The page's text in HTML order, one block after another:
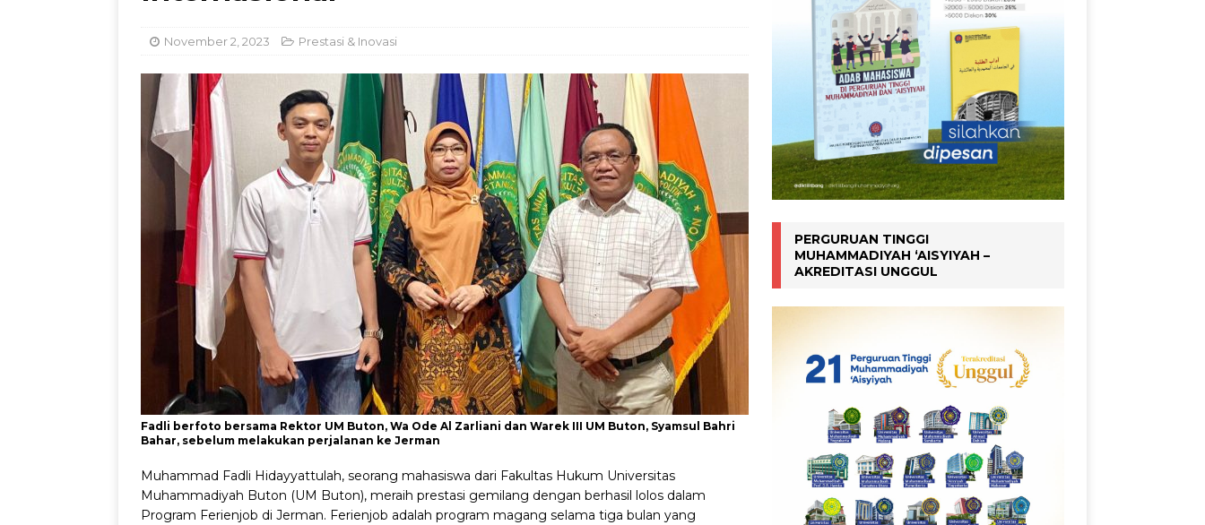
November 2, 2023 Prestasi & Inovasi
Fadli berfoto bersama Rektor UM Buton, Wa Ode Al Zarliani dan Warek III UM Buton, Syamsul Bahri
Bahar, sebelum melakukan perjalanan ke Jerman
Muhammad Fadli Hidayyattulah, seorang mahasiswa dari Fakultas Hukum Universitas
Muhammadiyah Buton (UM Buton), meraih prestasi gemilang dengan berhasil lolos dalam
Program Ferienjob di Jerman. Ferienjob adalah program magang selama tiga bulan yang
PERGURUAN TINGGI
MUHAMMADIYAH ‘AISYIYAH –
AKREDITASI UNGGUL